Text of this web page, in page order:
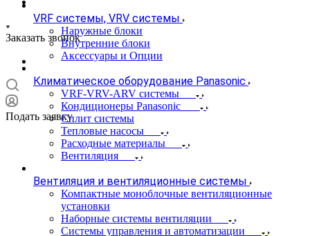
Заказать звонок
Подать заявку
VRF системы, VRV системы
Наружные блоки
Внутренние блоки
Аксессуары и Опции
Климатическое оборудование Panasonic
VRF-VRV-ARV системы
Кондиционеры Panasonic
Сплит системы
Тепловые насосы
Расходные материалы
Вентиляция
Вентиляция и вентиляционные системы
Компактные моноблочные вентиляционные
установки
Наборные системы вентиляции
Системы управления и автоматизации